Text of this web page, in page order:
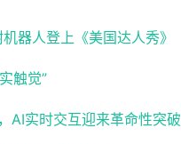
器人登上《美国达人秀》
触觉”
AI实时交互迎来革命性突破